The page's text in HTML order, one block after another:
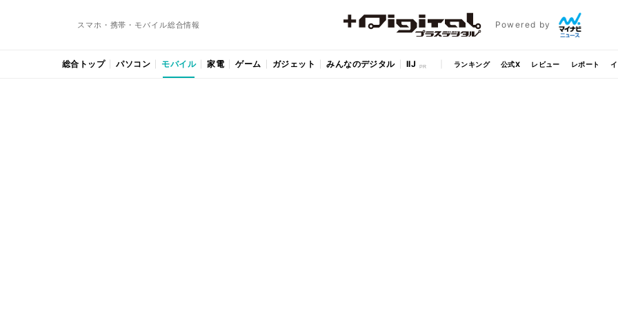
スマホ・携帯・モバイル総合情報 Powered by
総合トップ パソコン モバイル 家電 ゲーム ガジェット みんなのデジタル IIJ ランキング 公式X レビュー レポート